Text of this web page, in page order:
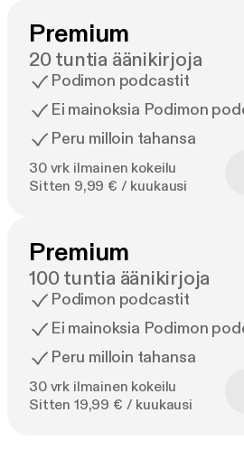
Premium
20 tuntia äänikirjoja
Podimon podcastit
Ei mainoksia Podimon
Peru milloin tahansa
30 vrk ilmainen kokeilu
Sitten 9,99 € / kuukausi
Premium
100 tuntia äänikirjoja
Podimon podcastit
Ei mainoksia Podimon
Peru milloin tahansa
30 vrk ilmainen kokeilu
Sitten 19,99 € / kuukausi